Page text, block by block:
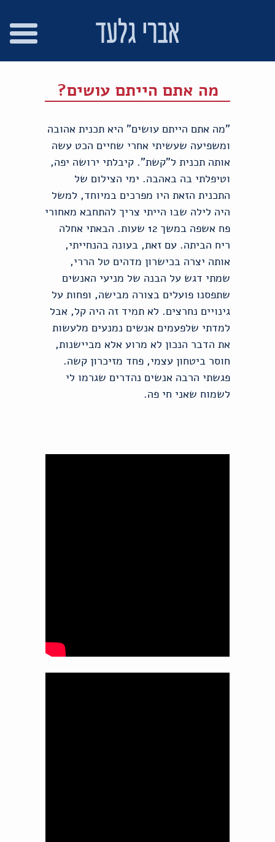
מה אתם הייתם עושים?
"מה אתם הייתם עושים" היא תכנית אהובה
ומשפיעה שעשיתי אחרי שחיים הכט עשה
אותה תכנית ל"קשת". קיבלתי ירושה יפה,
וטיפלתי בה באהבה. ימי הצילום של
התכנית הזאת היו מפרכים במיוחד, למשל
היה לילה שבו הייתי צריך להתחבא מאחורי
פח אשפה במשך 12 שעות. הבאתי אחלה
ריח הביתה. עם זאת, בעונה בהנחייתי,
אותה יצרה בכישרון מדהים טל הררי,
שמתי דגש על הבנה של מניעי האנשים
שתפסנו פועלים בצורה מבישה, ופחות על
גינויים נחרצים. לא תמיד זה היה קל, אבל
למדתי שלפעמים אנשים נמנעים מלעשות
את הדבר הנכון לא מרוע אלא מביישנות,
חוסר ביטחון עצמי, פחד מזיכרון קשה.
פגשתי הרבה אנשים נהדרים שגרמו לי
לשמוח שאני חי פה.